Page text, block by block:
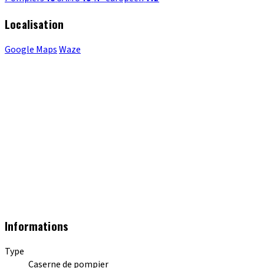
Localisation
Google MapsWaze
Informations
Type
Caserne de pompier